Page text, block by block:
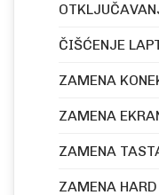
ČIŠĆENJE
ZAMENA
ZAMENA
ZAMENA
ZAMENA